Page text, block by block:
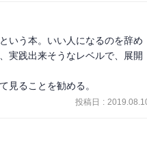
りの人も自力で幸せになる。
いう本。いい人になるのを辞め
実践出来そうなレベルで、展開
見ることを勧める。
投稿日 :